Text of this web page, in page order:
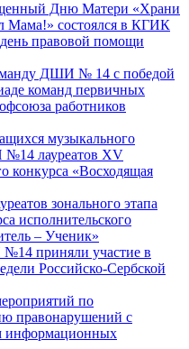
Дню Матери «Храни
Мама!» состоялся в КГИК
правовой помощи
ДШИ № 14 с победой
команд первичных
работников
музыкального
лауреатов XV
конкурса «Восходящая
зонального этапа
исполнительского
– Ученик»
приняли участие в
Российско-Сербской
по
правонарушений с
информационных